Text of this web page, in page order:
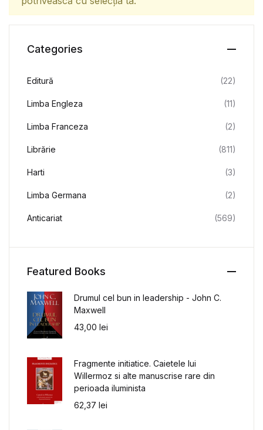
Categories
Editură (22)
Limba Engleza (11)
Limba Franceza (2)
Librărie (811)
Harti (3)
Limba Germana (2)
Anticariat (569)
Featured Books
Drumul cel bun in leadership - John C.
Maxwell
43,00 lei
Fragmente initiatice. Caietele lui
Willermoz si alte manuscrise rare din
perioada iluminista
62,37 lei